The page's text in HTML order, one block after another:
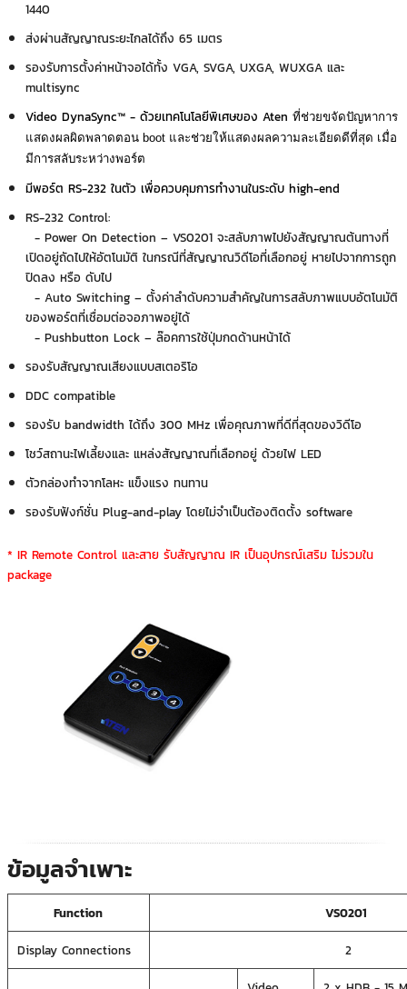
1440
ส่งผ่านสัญญาณระยะไกลได้ถึง 65 เมตร
รองรับการตั้งค่าหน้าจอได้ทั้ง VGA, SVGA, UXGA, WUXGA และ
multisync
Video DynaSync™ - ด้วยเทคโนโลยีพิเศษของ Aten ที่ช่วยขจัดปัญหาการ
แสดงผลผิดพลาดตอน boot และช่วยให้แสดงผลความละเอียดดีที่สุด เมื่อ
มีการสลับระหว่างพอร์ต
มีพอร์ต RS-232 ในตัว เพื่อควบคุมการทำงานในระดับ high-end
RS-232 Control:
- Power On Detection – VS0201 จะสลับภาพไปยังสัญญาณต้นทางที่
เปิดอยู่ถัดไปให้อัตโนมัติ ในกรณีที่สัญญาณวิดีโอที่เลือกอยู่ หายไปจากการถูก
ปิดลง หรือ ดับไป
- Auto Switching – ตั้งค่าลำดับความสำคัญในการสลับภาพแบบอัตโนมัติ
ของพอร์ตที่เชื่อมต่อจอภาพอยู่ได้
- Pushbutton Lock – ล๊อคการใช้ปุ่มกดด้านหน้าได้
รองรับสัญญาณเสียงแบบสเตอริโอ
DDC compatible
รองรับ bandwidth ได้ถึง 300 MHz เพื่อคุณภาพที่ดีที่สุดของวิดีโอ
โชว์สถานะไฟเลี้ยงและ แหล่งสัญญาณที่เลือกอยู่ ด้วยไฟ LED
ตัวกล่องทำจากโลหะ แข็งแรง ทนทาน
รองรับฟังก์ชั่น Plug-and-play โดยไม่จำเป็นต้องติดตั้ง software
* IR Remote Control และสาย รับสัญญาณ IR เป็นอุปกรณ์เสริม ไม่รวมใน
package
ข้อมูลจำเพาะ
Function VS0201
Display Connections 2